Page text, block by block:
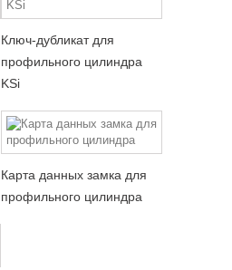
Ключ-дубликат для
профильного цилиндра
KSi
Карта данных замка для
профильного цилиндра